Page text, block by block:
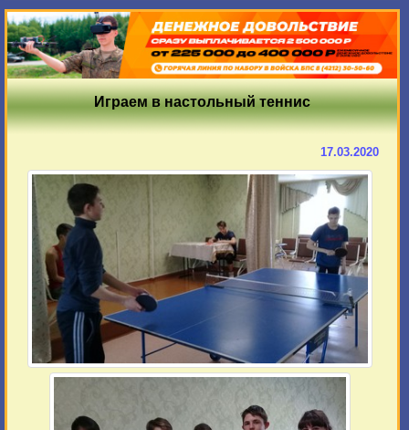
Играем в настольный теннис
17.03.2020